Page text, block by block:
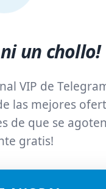
un
VIP de
las mejores
de que se
gratis!